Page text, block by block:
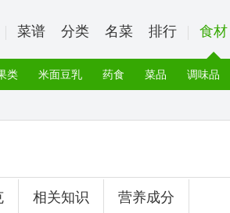
菜谱 分类 名菜 排行 食材
类 米面豆乳 药食 菜品 调味品
相关知识 营养成分